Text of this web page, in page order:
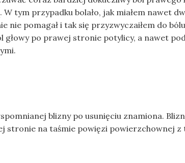
. W tym przypadku bolało, jak miałem nawet
pomagał i tak się przyzwyczaiłem do
po prawej stronie potylicy, a nawet pod
blizny po usunięciu znamiona.
stronie na taśmie powięzi powierzchownej z